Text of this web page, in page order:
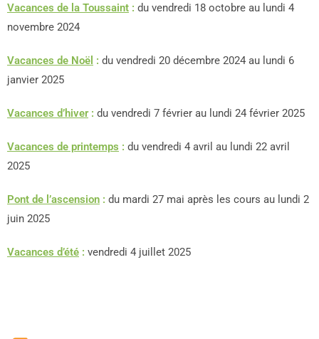
Vacances de la Toussaint : du vendredi 18 octobre au lundi 4
novembre 2024
Vacances de Noël : du vendredi 20 décembre 2024 au lundi 6
janvier 2025
Vacances d’hiver: du vendredi 7 février au lundi 24 février 2025
Vacances de printemps : du vendredi 4 avril au lundi 22 avril
2025
Pont de l’ascension : du mardi 27 mai après les cours au lundi 2
juin 2025
Vacances d’été : vendredi 4 juillet 2025